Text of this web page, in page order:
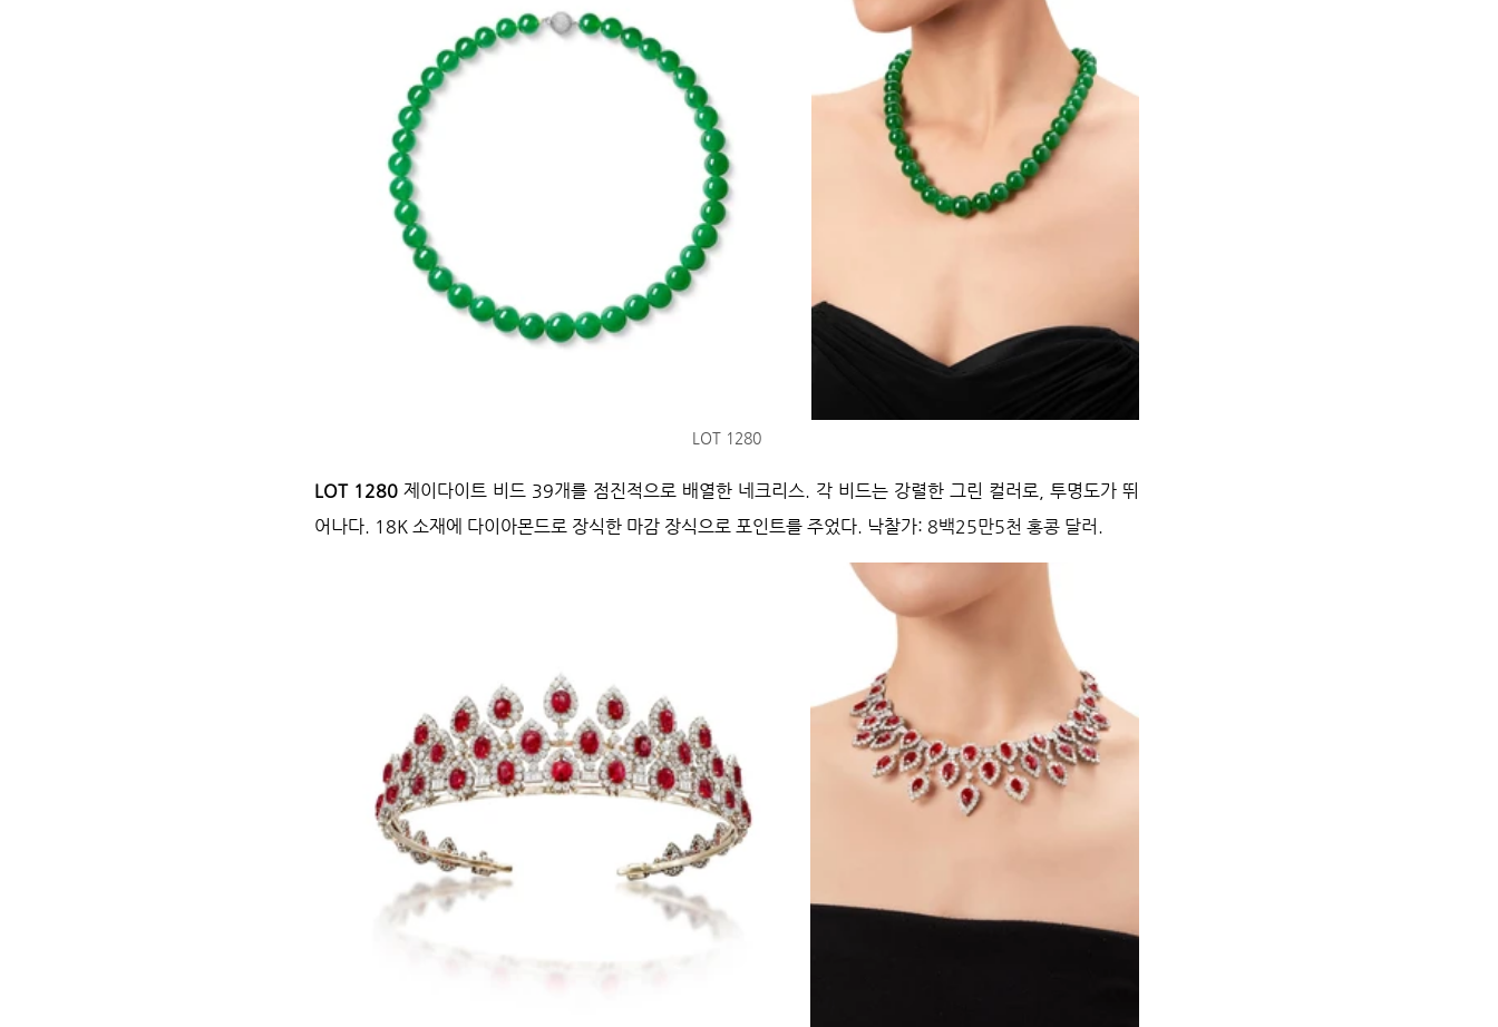
LOT 1280
LOT 1280 제이다이트 비드 39개를 점진적으로 배열한 네크리스. 각 비드는 강렬한 그린 컬러로, 투명도가 뛰
어나다. 18K 소재에 다이아몬드로 장식한 마감 장식으로 포인트를 주었다. 낙찰가: 8백25만5천 홍콩 달러.